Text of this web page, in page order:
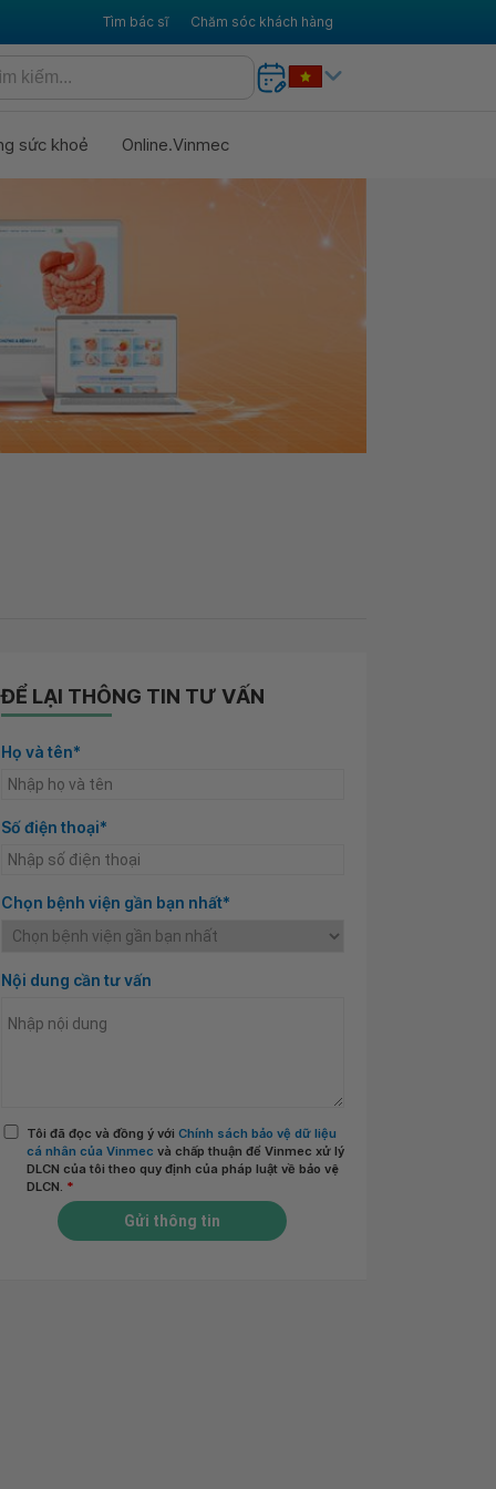
Tìm bác sĩ Chăm sóc khách hàng
sức khoẻ Online.Vinmec
ĐỂ LẠI THÔNG TIN TƯ VẤN
Họ và tên*
Số điện thoại*
Chọn bệnh viện gần bạn nhất*
Nội dung cần tư vấn
Tôi đã đọc và đồng ý với Chính sách bảo vệ dữ liệu
cá nhân của Vinmec và chấp thuận để Vinmec xử lý
DLCN của tôi theo quy định của pháp luật về bảo vệ
DLCN. *
Gửi thông tin